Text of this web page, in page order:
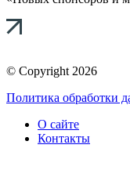
© Copyright 2026
Политика обработки
О сайте
Контакты